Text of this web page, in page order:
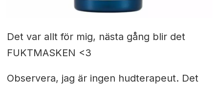
Det var allt för mig, nästa gång blir det
FUKTMASKEN <3
Observera, jag är ingen hudterapeut. Det